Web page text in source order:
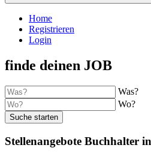
Home
Registrieren
Login
finde deinen JOB
Was?
Wo?
Suche starten
Stellenangebote Buchhalter